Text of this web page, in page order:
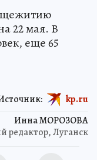
22 мая. В
еще 65
Инна МОРОЗОВА
редактор, Луганск
kp.ru